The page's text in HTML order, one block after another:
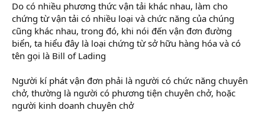
Do có nhiều phương thức vận tải khác nhau, làm cho
chứng từ vận tải có nhiều loại và chức năng của chúng
cũng khác nhau, trong đó, khi nói đến vận đơn đường
biển, ta hiểu đây là loại chứng từ sở hữu hàng hóa và có
tên gọi là Bill of Lading
Người kí phát vận đơn phải là người có chức năng chuyên
chở, thường là người có phương tiện chuyên chở, hoặc
người kinh doanh chuyên chở